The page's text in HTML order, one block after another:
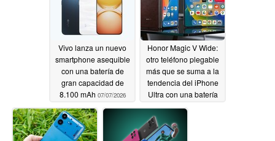
Vivo lanza un nuevo
smartphone asequible
con una batería de
gran capacidad de
8.100 mAh 07/07/2026
Honor Magic V Wide:
otro teléfono plegable
más que se suma a la
tendencia del iPhone
Ultra con una batería
de gran capacidad